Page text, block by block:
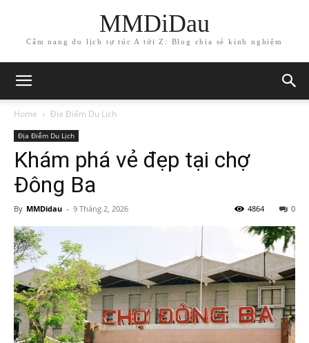
MMDiDau
Cẩm nang du lịch tự túc A tới Z: Blog chia sẻ kinh nghiệm
Home Địa Điểm Du Lịch
Địa Điểm Du Lịch
Khám phá vẻ đẹp tại chợ
Đông Ba
By MMDidau - 9 Tháng 2, 2026 0
4864